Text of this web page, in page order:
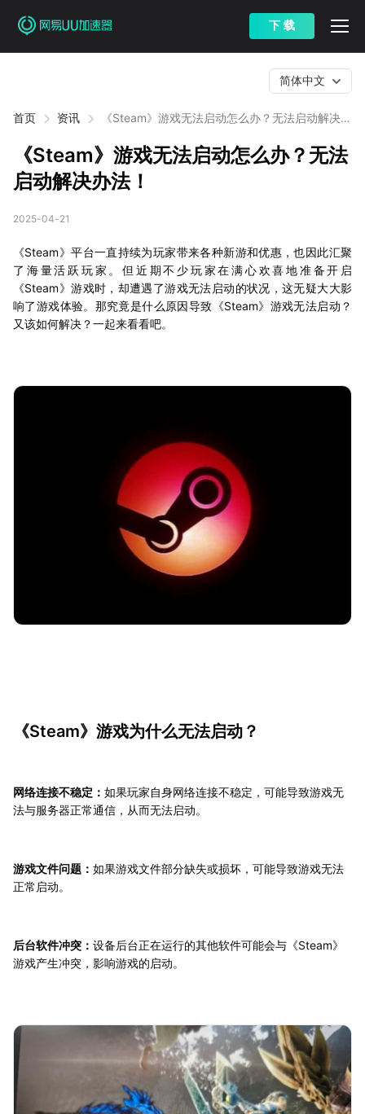
下 载
首页 资讯
《Steam》游戏无法启动怎么办？无法启动解决办
简体中文
《Steam》游戏无法启动怎么办？无法
启动解决办法！
2025-04-21
《Steam》平台一直持续为玩家带来各种新游和优惠，也因此汇聚
了海量活跃玩家。但近期不少玩家在满心欢喜地准备开启
《Steam》游戏时，却遭遇了游戏无法启动的状况，这无疑大大影
响了游戏体验。那究竟是什么原因导致《Steam》游戏无法启动？
又该如何解决？一起来看看吧。
《Steam》游戏为什么无法启动？
网络连接不稳定： 如果玩家自身网络连接不稳定，可能导致游戏无
法与服务器正常通信，从而无法启动。
游戏文件问题： 如果游戏文件部分缺失或损坏，可能导致游戏无法
正常启动。
后台软件冲突： 设备后台正在运行的其他软件可能会与《Steam》
游戏产生冲突，影响游戏的启动。